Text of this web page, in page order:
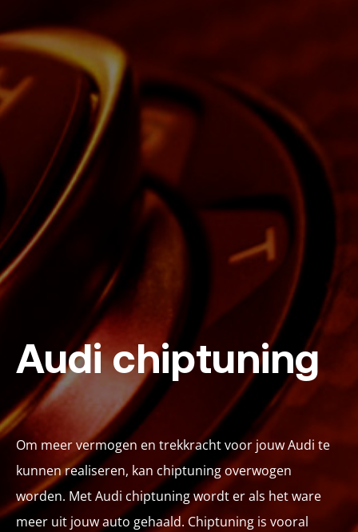
Audi chiptuning
Om meer vermogen en trekkracht voor jouw Audi te
kunnen realiseren, kan chiptuning overwogen
worden. Met Audi chiptuning wordt er als het ware
meer uit jouw auto gehaald. Chiptuning is vooral